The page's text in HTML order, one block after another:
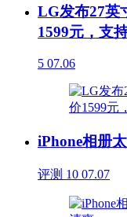
LG发布27英
1599元，支
5 07.06
iPhone相册
评测 10 07.07